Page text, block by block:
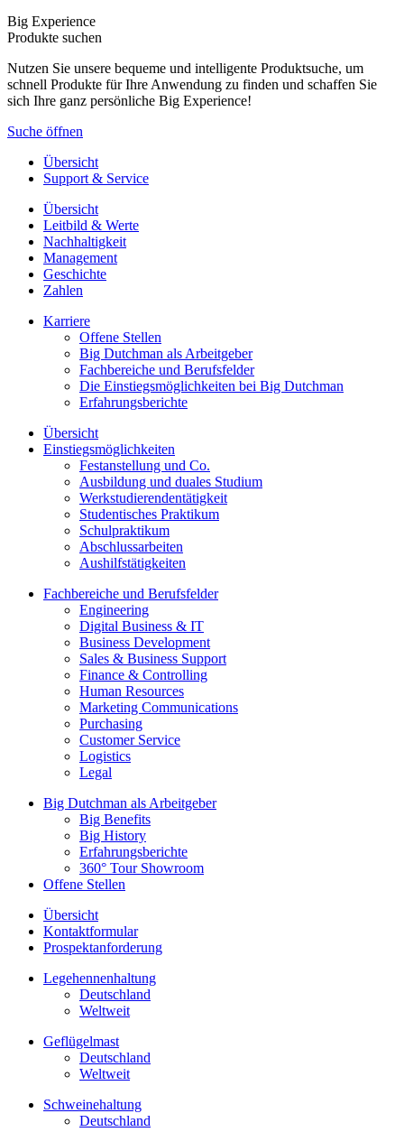
Big Experience
Produkte suchen
Nutzen Sie unsere bequeme und intelligente Produktsuche, um
schnell Produkte für Ihre Anwendung zu finden und schaffen Sie
sich Ihre ganz persönliche Big Experience!
Suche öffnen
Übersicht
Support & Service
Übersicht
Leitbild & Werte
Nachhaltigkeit
Management
Geschichte
Zahlen
Karriere
Offene Stellen
Big Dutchman als Arbeitgeber
Fachbereiche und Berufsfelder
Die Einstiegsmöglichkeiten bei Big Dutchman
Erfahrungsberichte
Übersicht
Einstiegsmöglichkeiten
Festanstellung und Co.
Ausbildung und duales Studium
Werkstudierendentätigkeit
Studentisches Praktikum
Schulpraktikum
Abschlussarbeiten
Aushilfstätigkeiten
Fachbereiche und Berufsfelder
Engineering
Digital Business & IT
Business Development
Sales & Business Support
Finance & Controlling
Human Resources
Marketing Communications
Purchasing
Customer Service
Logistics
Legal
Big Dutchman als Arbeitgeber
Big Benefits
Big History
Erfahrungsberichte
360° Tour Showroom
Offene Stellen
Übersicht
Kontaktformular
Prospektanforderung
Legehennenhaltung
Deutschland
Weltweit
Geflügelmast
Deutschland
Weltweit
Schweinehaltung
Deutschland